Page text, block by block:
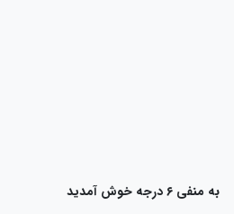
منفی ۶ درجه خوش آمدید